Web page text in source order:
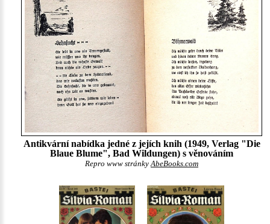
Antikvární nabídka jedné z jejích knih (1949, Verlag "Die
Blaue Blume", Bad Wildungen) s věnováním
Repro www stránky AbeBooks.com